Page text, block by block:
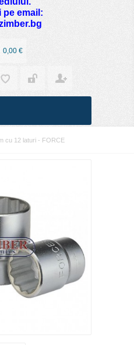
pe email:
0,00 €
cu 12 laturi - FORCE